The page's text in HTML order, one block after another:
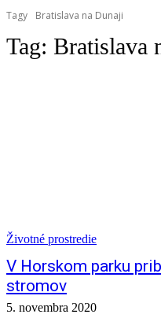
Tagy
Bratislava na Dunaji
Tag: Bratislava
Životné prostredie
V Horskom parku
stromov
5. novembra 2020